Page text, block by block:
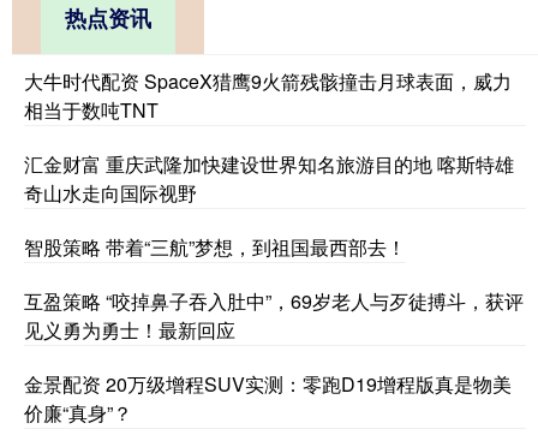
热点资讯
大牛时代配资 SpaceX猎鹰9火箭残骸撞击月球表面，威力
相当于数吨TNT
汇金财富 重庆武隆加快建设世界知名旅游目的地 喀斯特雄
奇山水走向国际视野
智股策略 带着“三航”梦想，到祖国最西部去！
互盈策略 “咬掉鼻子吞入肚中”，69岁老人与歹徒搏斗，获评
见义勇为勇士！最新回应
金景配资 20万级增程SUV实测：零跑D19增程版真是物美
价廉“真身”？